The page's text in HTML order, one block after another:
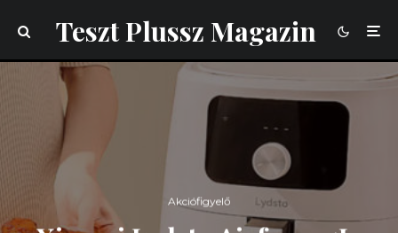
Teszt Plussz Magazin
Akciófigyelő